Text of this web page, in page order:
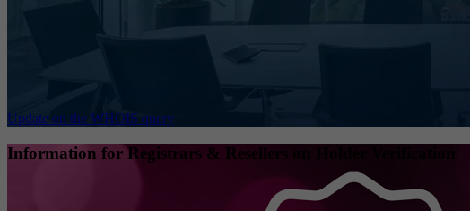
Update on the WHOIS query
Information for Registrars & Resellers on Holder Verification